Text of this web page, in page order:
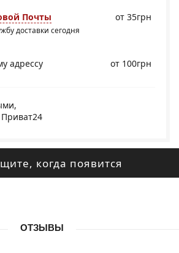
Почты
доставки сегодня
от 35грн
адрессу от 100грн
когда появится
ОТЗЫВЫ